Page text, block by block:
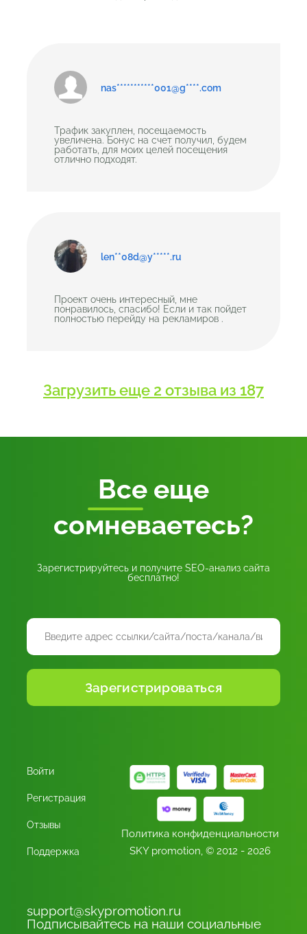
nas***********001@g****.com
Трафик закуплен, посещаемость
увеличена. Бонус на счет получил, будем
работать, для моих целей посещения
отлично подходят.
len**08d@y*****.ru
Проект очень интересный, мне
понравилось, спасибо! Если и так пойдет
полностью перейду на рекламиров .
Загрузить еще 2 отзыва из 187
Все еще
сомневаетесь?
Зарегистрируйтесь и получите SEO-анализ сайта
бесплатно!
Войти
Регистрация
Отзывы
Поддержка
Политика конфиденциальности
SKY promotion, © 2012 - 2026
support@skypromotion.ru
Подписывайтесь на наши социальные